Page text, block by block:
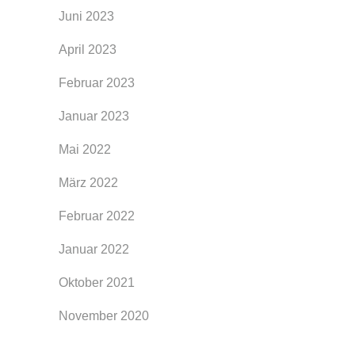
Juni 2023
April 2023
Februar 2023
Januar 2023
Mai 2022
März 2022
Februar 2022
Januar 2022
Oktober 2021
November 2020